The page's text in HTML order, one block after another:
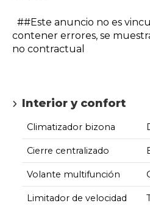
##Este anuncio no es
contener errores, se
no contractual
Interior y confort
Climatizador bizona
Cierre centralizado
Volante multifunción
Limitador de velocidad